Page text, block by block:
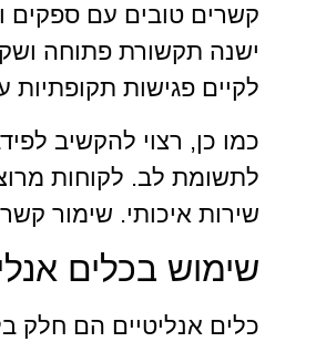
קשרים טובים עם ספקים
ישנה תקשורת פתוחה
לקיים פגישות תקופתיות
כמו כן, רצוי להקשיב
לתשומת לב. לקוחות
שירות איכותי. שימור
שימוש בכלים